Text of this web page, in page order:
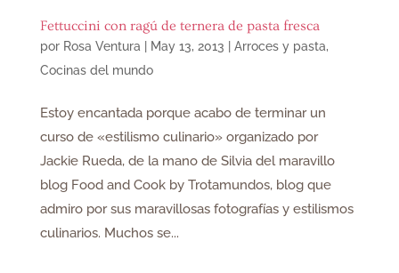
Fettuccini con ragú de ternera de pasta fresca
por Rosa Ventura May 13, 2013 Arroces y pasta,
Cocinas del mundo
Estoy encantada porque acabo de terminar un
curso de «estilismo culinario» organizado por
Jackie Rueda, de la mano de Silvia del maravillo
blog Food and Cook by Trotamundos, blog que
admiro por sus maravillosas fotografías y estilismos
culinarios. Muchos se...